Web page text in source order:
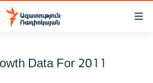
Data For 2011